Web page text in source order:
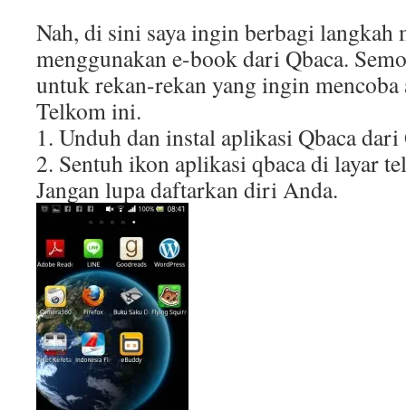
Nah, di sini saya ingin berbagi langkah
menggunakan e-book dari Qbaca.
untuk rekan-rekan yang ingin
Telkom ini.
1. Unduh dan instal aplikasi Qbaca
2. Sentuh ikon aplikasi qbaca di layar
Jangan lupa daftarkan diri Anda.